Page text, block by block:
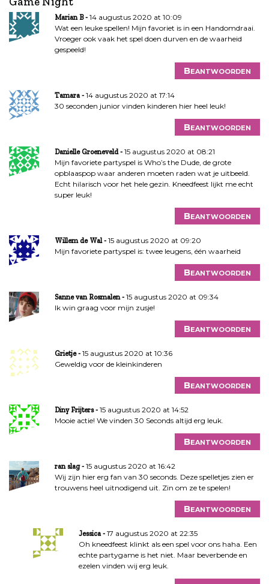
h
t
n
g
a
t
e
Marian B
14 augustus 2020 at 10:09
Wat een leuke spellen! Mijn favoriet is in een Handomdraai.
Vroeger ook vaak het spel doen durven en de waarheid
gespeeld!
Beantwoorden
Tamara
14 augustus 2020 at 17:14
30 seconden junior vinden kinderen hier heel leuk!
Beantwoorden
Danielle Groeneveld
15 augustus 2020 at 08:21
Mijn favoriete partyspel is Who’s the Dude, de grote
opblaaspop waar anderen moeten raden wat je uitbeeld.
Echt hilarisch voor het hele gezin. Kneedfeest lijkt me echt
super leuk!
Beantwoorden
Willem de Wal
15 augustus 2020 at 09:20
Mijn favoriete partyspel is: twee leugens, één waarheid
Beantwoorden
Sanne van Rosmalen
15 augustus 2020 at 09:34
Ik win graag voor mijn zusje!
Beantwoorden
Grietje
15 augustus 2020 at 10:36
Geweldig voor de kleinkinderen
Beantwoorden
Diny Frijters
15 augustus 2020 at 14:52
Mooie actie! We vinden 30 Seconds altijd erg leuk.
Beantwoorden
ran slag
15 augustus 2020 at 16:42
Wij zijn hier erg fan van 30 seconds. Deze spelletjes zien er
trouwens heel uitnodigend uit. Zin om ze te spelen!
Beantwoorden
Jessica
17 augustus 2020 at 22:35
Oh kneedfeest klinkt als een spel voor ons haha. Een
echte partygame is het niet. Maar beverbende en
ezelen vinden wij erg leuk.